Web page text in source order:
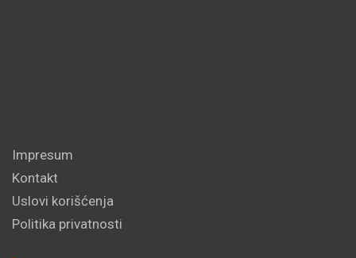
Impresum
Kontakt
Uslovi korišćenja
Politika privatnosti